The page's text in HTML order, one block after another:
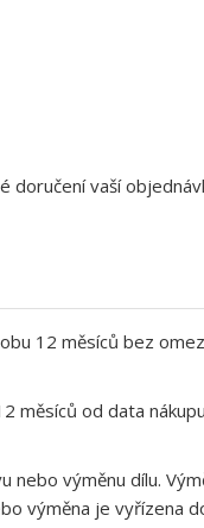
doručení vaší
12 měsíců bez
měsíců od data
nebo výměnu dílu.
výměna je